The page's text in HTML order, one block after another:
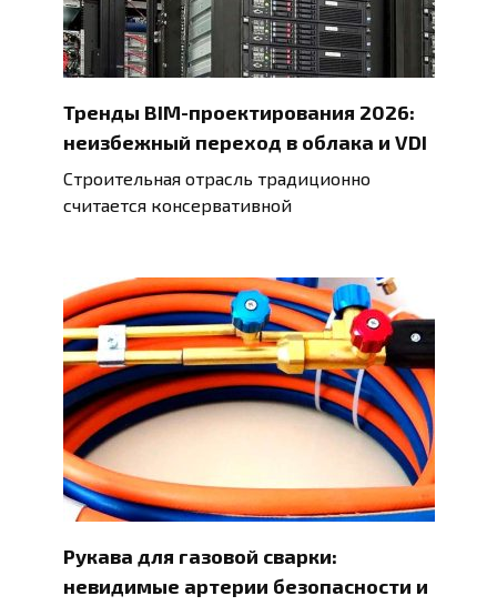
Тренды BIM-проектирования 2026:
неизбежный переход в облака и VDI
Строительная отрасль традиционно
считается консервативной
Рукава для газовой сварки:
невидимые артерии безопасности и